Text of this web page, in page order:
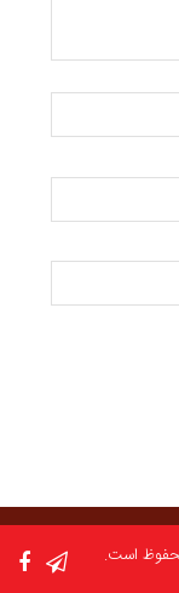
است.